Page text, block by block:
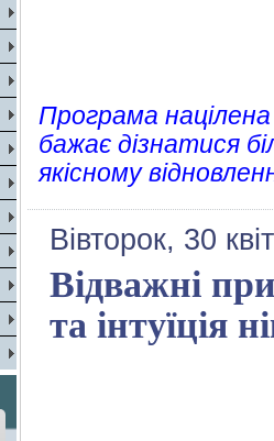
Програма
бажає дізнатися
якісному
Вівторок, 30
Відважні
та інтуїція